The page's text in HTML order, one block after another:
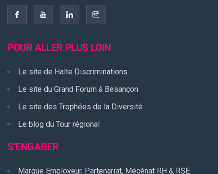
POUR ALLER PLUS LOIN
Le site de Halte Discriminations
Le site du Grand Forum à Besançon
Le site des Trophées de la Diversité
Le blog du Tour régional
S’ENGAGER
Marque Employeur, Partenariat, Mécénat RH & RSE